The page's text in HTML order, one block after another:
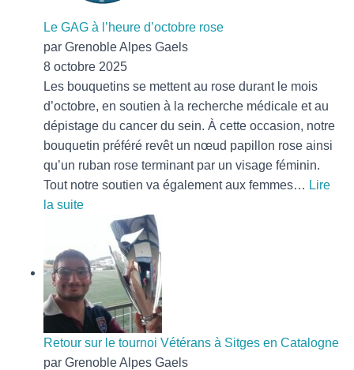
#2
Le GAG à l’heure d’octobre rose
par Grenoble Alpes Gaels
8 octobre 2025
Les bouquetins se mettent au rose durant le mois
d’octobre, en soutien à la recherche médicale et au
dépistage du cancer du sein. À cette occasion, notre
bouquetin préféré revêt un nœud papillon rose ainsi
qu’un ruban rose terminant par un visage féminin.
Tout notre soutien va également aux femmes… Lire
la suite:
GAG
à
l’heure
d’octobre
rose
Retour sur le tournoi Vétérans à Sitges en Catalogne
par Grenoble Alpes Gaels